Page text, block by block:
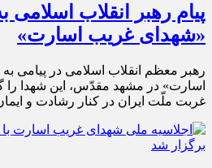
پیام رهبر انقلاب اسلامی
«شهدای غریب اسارت»
رهبر معظم انقلاب اسلامی در پیامی
اسارت» در مشهد مقدّس، این شهدا
غربت ملّت ایران در کنار رشادت و ایمان